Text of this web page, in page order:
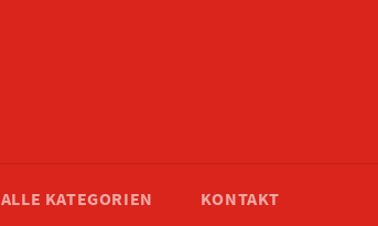
ALLE KATEGORIEN KONTAKT